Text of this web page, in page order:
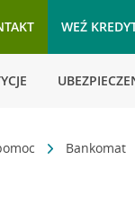
WEŹ
Bankomat